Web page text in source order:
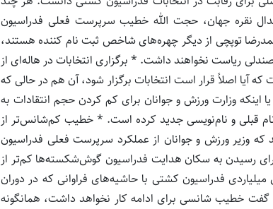
نفراتی مانند عسگری محمدیان دارنده 2 مدال نقره جهان، حجت الله خطیب سرپرست فعلی فدراسیون
توپچی از دیگر چهره‌های شاخص ثبت نام کننده هستند،
ریاست نخواهند داشت. * برگزاری انتخابات در هاله‌ای از
آیا اصلاً قرار است انتخابات برگزار شود، آن هم در حالی که
است، یا اینکه وزارت ورزش و جوانان برای کم کردن حجم انتقادات به
قبلی و نام‌نویسی جدید کرده است. * خطیب کم‌شانس‌تر از
وزیر ورزش و جوانان از عملکرد سرپرست فعلی فدراسیون
رسیدن به سکان هدایت فدراسیون گوش‌شکسته‌ها کم‌تر از
فدراسیون کشتی با حاشیه‌های فراوانی که در دوران
خطیب شانسی برای ادامه کار نخواهد داشت، همانگونه